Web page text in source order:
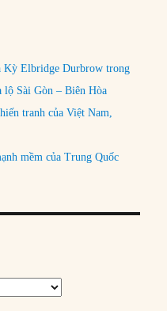
Kỳ Elbridge Durbrow trong
lộ Sài Gòn – Biên Hòa
tranh của Việt Nam,
mềm của Trung Quốc